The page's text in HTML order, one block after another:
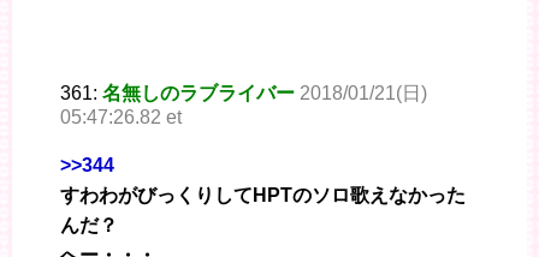
361: 名無しのラブライバー 2018/01/21(日)
05:47:26.82 et
>>344
すわわがびっくりしてHPTのソロ歌えなかった
んだ？